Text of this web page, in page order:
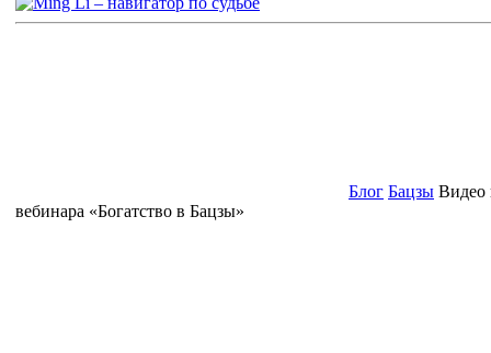
Блог Бацзы Видео
вебинара «Богатство в Бацзы»